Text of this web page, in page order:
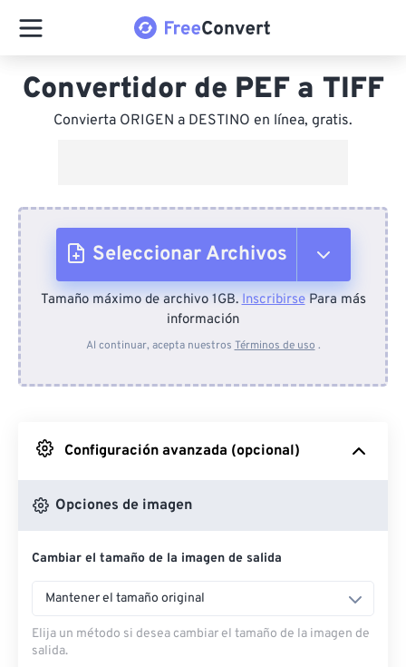
Convertidor de PEF a TIFF
Convierta ORIGEN a DESTINO en línea, gratis.
Seleccionar Archivos
Desde el dispositivo
Desde Google Drive
Desde OneDrive
Desde URL
Tamaño máximo de archivo 1GB.InscribirsePara más
información
Al continuar, acepta nuestros Términos de uso .
Configuración avanzada (opcional)
Opciones de imagen
Cambiar el tamaño de la imagen de salida
Mantener el tamaño original
Elija un método si desea cambiar el tamaño de la imagen de
salida.